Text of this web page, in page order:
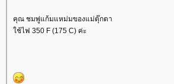
คุณ ชมพู่แก้มแหม่มของแม่ตุ๊กตา
ช้ไฟ 350 F (175 C) ค่ะ